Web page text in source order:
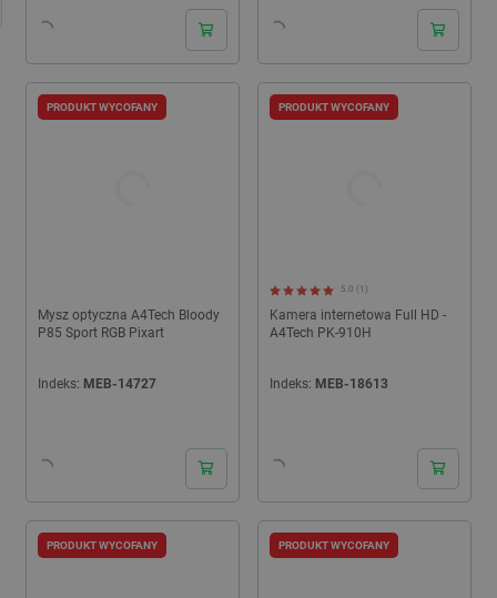
Mysz optyczna A4Tech Bloody
P85 Sport RGB Pixart
Indeks: MEB-14727
PRODUKT WYCOFANY
Kamera internetowa Full HD -
A4Tech PK-910H
5.0 (1)
Indeks: MEB-18613
PRODUKT WYCOFANY
PRODUKT WYCOFANY PRODUKT WYCOFANY